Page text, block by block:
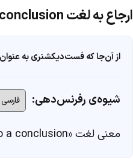
ارجاع به لغت draw to a conclusion
از آن‌جا که فست‌دیکشنری به
شیوه‌ی رفرنس‌دهی:
معنی لغت «draw to a conclusion» در